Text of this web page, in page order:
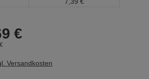
€
€
Versandkosten